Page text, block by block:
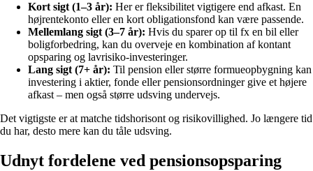
Kort sigt (1–3 år): Her er fleksibilitet vigtigere end afkast. En
højrentekonto eller en kort obligationsfond kan være passende.
Mellemlang sigt (3–7 år): Hvis du sparer op til fx en bil eller
boligforbedring, kan du overveje en kombination af kontant
opsparing og lavrisiko-investeringer.
Lang sigt (7+ år): Til pension eller større formueopbygning kan
investering i aktier, fonde eller pensionsordninger give et højere
afkast – men også større udsving undervejs.
Det vigtigste er at matche tidshorisont og risikovillighed. Jo længere tid
du har, desto mere kan du tåle udsving.
Udnyt fordelene ved pensionsopsparing